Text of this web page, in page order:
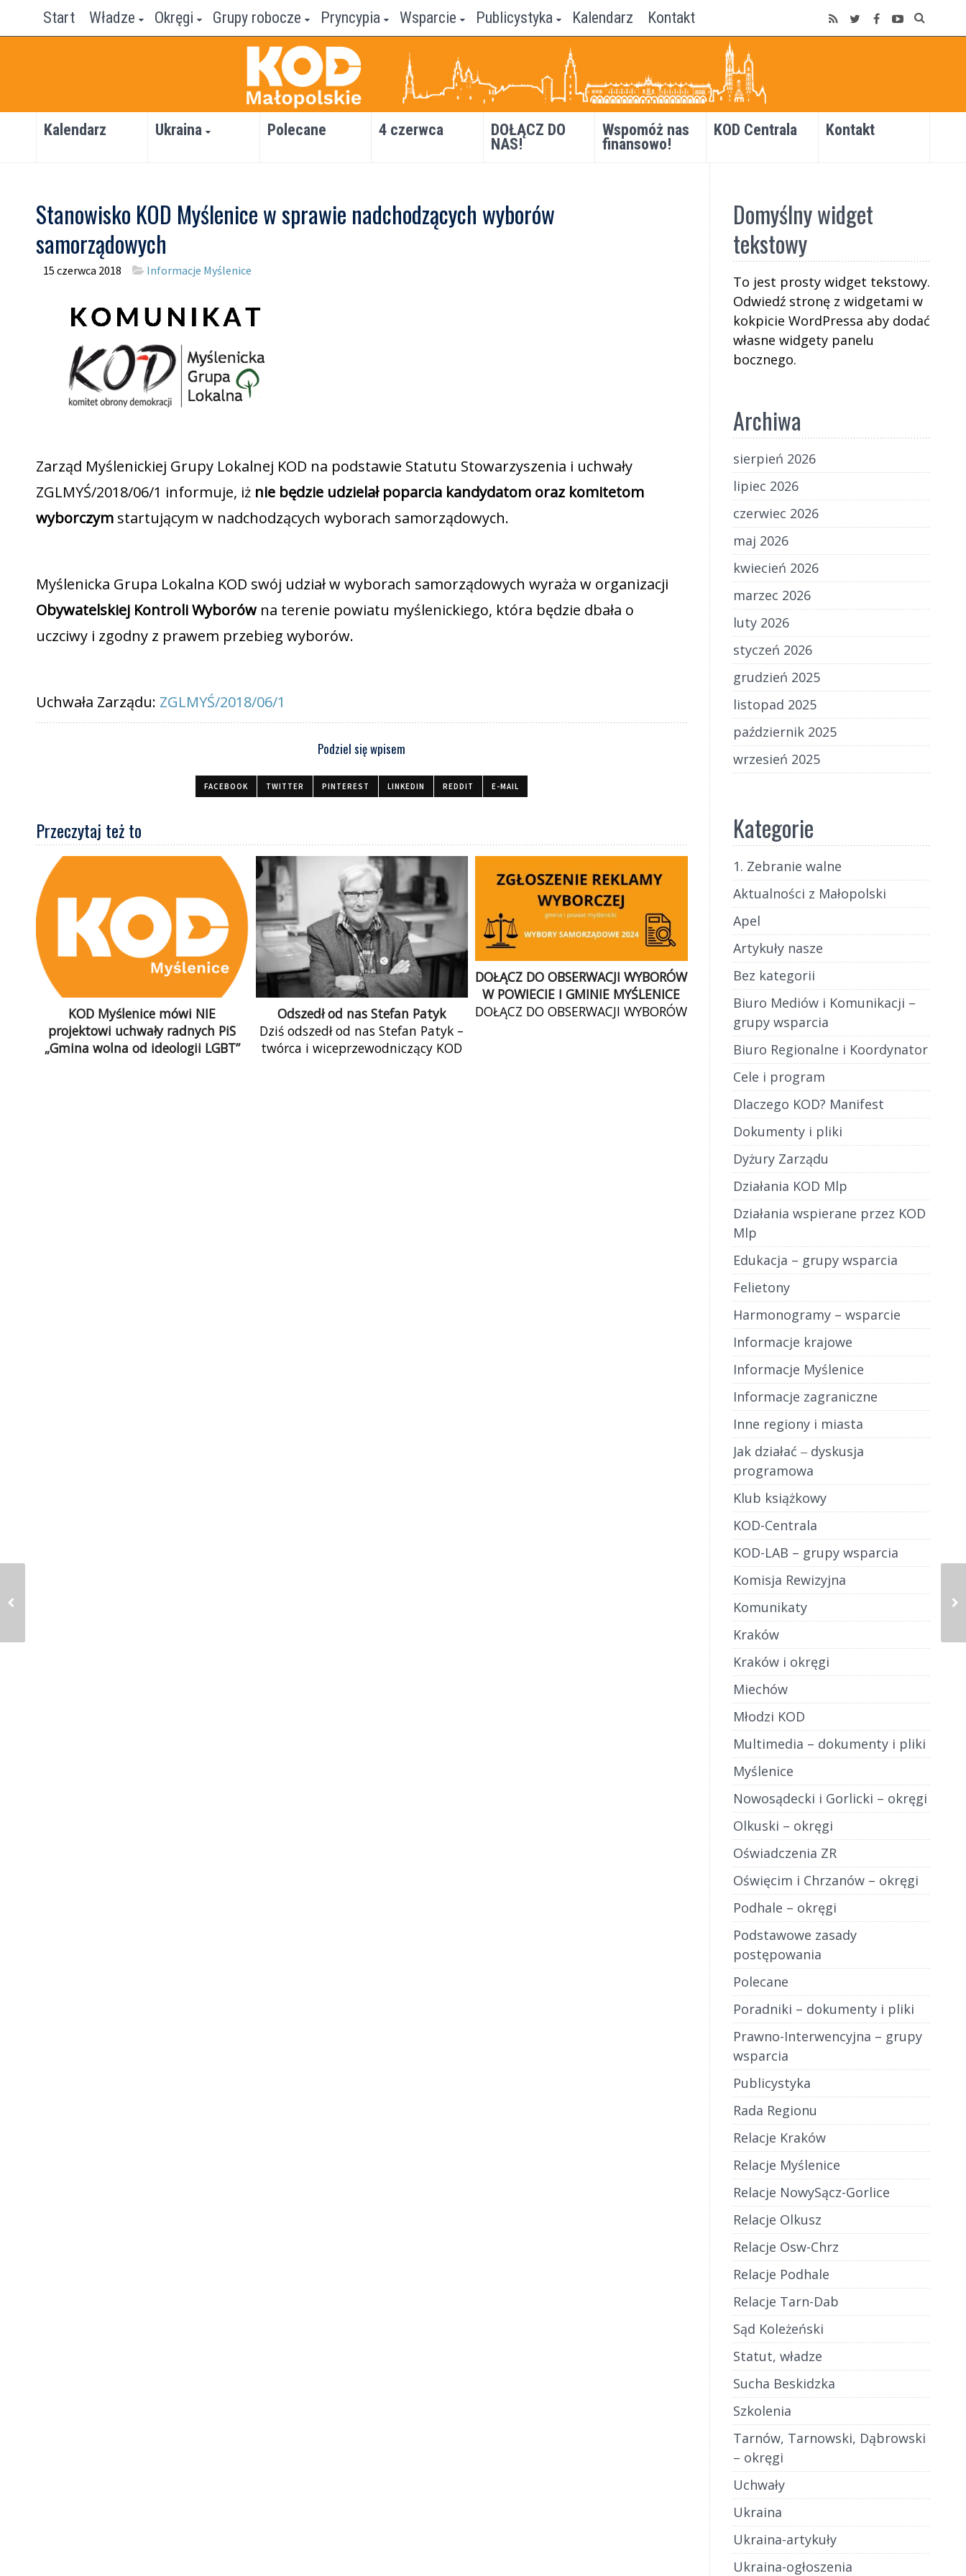
Start Władze Okręgi Grupy robocze Pryncypia Wsparcie Publicystyka Kalendarz Kontakt
Kalendarz Ukraina Polecane 4 czerwca
DOŁĄCZ DO
NAS!
Wspomóż nas
finansowo!
KOD Centrala Kontakt
Stanowisko KOD Myślenice w sprawie nadchodzących wyborów
samorządowych
15 czerwca 2018 Informacje Myślenice
Zarząd Myślenickiej Grupy Lokalnej KOD na podstawie Statutu Stowarzyszenia i uchwały
ZGLMYŚ/2018/06/1 informuje, iż nie będzie udzielał poparcia kandydatom oraz komitetom
wyborczym startującym w nadchodzących wyborach samorządowych.
Myślenicka Grupa Lokalna KOD swój udział w wyborach samorządowych wyraża w organizacji
Obywatelskiej Kontroli Wyborów na terenie powiatu myślenickiego, która będzie dbała o
uczciwy i zgodny z prawem przebieg wyborów.
Uchwała Zarządu: ZGLMYŚ/2018/06/1
Podziel się wpisem
FACEBOOK TWITTER PINTEREST LINKEDIN REDDIT E-MAIL
Przeczytaj też to
KOD Myślenice mówi NIE
projektowi uchwały radnych PiS
„Gmina wolna od ideologii LGBT”
Odszedł od nas Stefan Patyk
Dziś odszedł od nas Stefan Patyk –
twórca i wiceprzewodniczący KOD
DOŁĄCZ DO OBSERWACJI WYBORÓW
W POWIECIE I GMINIE MYŚLENICE
DOŁĄCZ DO OBSERWACJI WYBORÓW
Domyślny widget
tekstowy
To jest prosty widget tekstowy.
Odwiedź stronę z widgetami w
kokpicie WordPressa aby dodać
własne widgety panelu
bocznego.
Archiwa
sierpień 2026
lipiec 2026
czerwiec 2026
maj 2026
kwiecień 2026
marzec 2026
luty 2026
styczeń 2026
grudzień 2025
listopad 2025
październik 2025
wrzesień 2025
Kategorie
1. Zebranie walne
Aktualności z Małopolski
Apel
Artykuły nasze
Bez kategorii
Biuro Mediów i Komunikacji –
grupy wsparcia
Biuro Regionalne i Koordynator
Cele i program
Dlaczego KOD? Manifest
Dokumenty i pliki
Dyżury Zarządu
Działania KOD Mlp
Działania wspierane przez KOD
Mlp
Edukacja – grupy wsparcia
Felietony
Harmonogramy – wsparcie
Informacje krajowe
Informacje Myślenice
Informacje zagraniczne
Inne regiony i miasta
Jak działać ‒ dyskusja
programowa
Klub książkowy
KOD-Centrala
KOD-LAB – grupy wsparcia
Komisja Rewizyjna
Komunikaty
Kraków
Kraków i okręgi
Miechów
Młodzi KOD
Multimedia – dokumenty i pliki
Myślenice
Nowosądecki i Gorlicki – okręgi
Olkuski – okręgi
Oświadczenia ZR
Oświęcim i Chrzanów – okręgi
Podhale – okręgi
Podstawowe zasady
postępowania
Polecane
Poradniki – dokumenty i pliki
Prawno-Interwencyjna – grupy
wsparcia
Publicystyka
Rada Regionu
Relacje Kraków
Relacje Myślenice
Relacje NowySącz-Gorlice
Relacje Olkusz
Relacje Osw-Chrz
Relacje Podhale
Relacje Tarn-Dab
Sąd Koleżeński
Statut, władze
Sucha Beskidzka
Szkolenia
Tarnów, Tarnowski, Dąbrowski
– okręgi
Uchwały
Ukraina
Ukraina-artykuły
Ukraina-ogłoszenia